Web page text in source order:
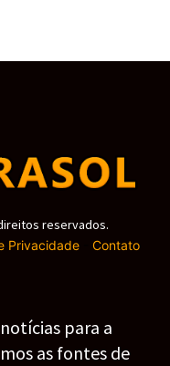
reservados.
Privacidade- Contato
para a
as fontes de